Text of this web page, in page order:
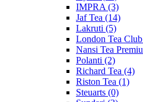
IMPRA (3)
Jaf Tea (14)
Lakruti (5)
London Tea Club
Nansi Tea
Polanti (2)
Richard Tea (4)
Riston Tea (1)
Steuarts (0)